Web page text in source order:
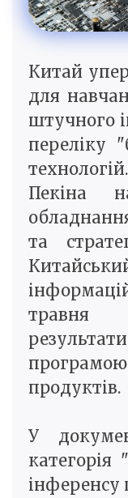
Китай
для
штучного
переліку
Пекіна
та
травня
продуктів.
У
інференсу